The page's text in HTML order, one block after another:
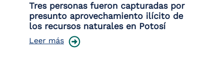
Tres personas fueron capturadas por
presunto aprovechamiento ilícito de
los recursos naturales en Potosí
Leer más